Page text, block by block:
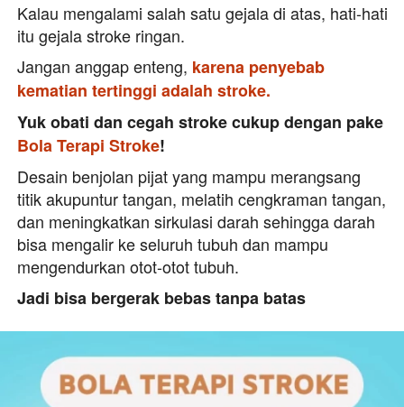
Kalau mengalami salah satu gejala di atas, hati-hati
itu gejala stroke ringan.
Jangan anggap enteng, karena penyebab
kematian tertinggi adalah stroke.
Bola Terapi Stroke!
Desain benjolan pijat yang mampu merangsang
titik akupuntur tangan, melatih cengkraman tangan,
dan meningkatkan sirkulasi darah sehingga darah
bisa mengalir ke seluruh tubuh dan mampu
mengendurkan otot-otot tubuh.
Jadi bisa bergerak bebas tanpa batas